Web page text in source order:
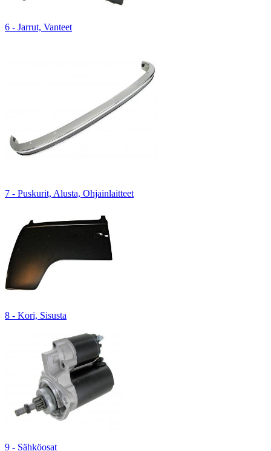
6 - Jarrut, Vanteet
7 - Puskurit, Alusta, Ohjainlaitteet
8 - Kori, Sisusta
9 - Sähköosat